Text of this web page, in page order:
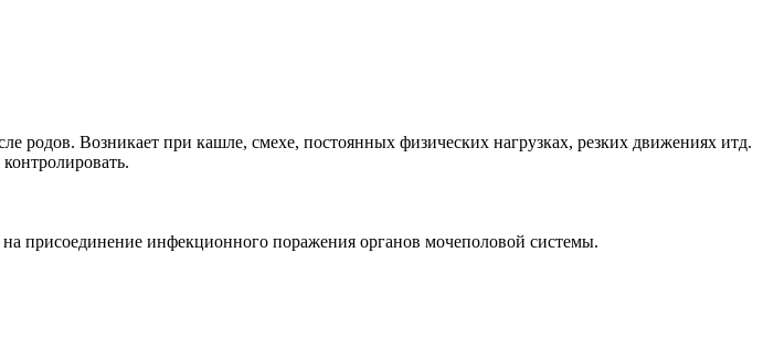
родов. Возникает при кашле, смехе, постоянных физических нагрузках, резких движениях итд.
присоединение инфекционного поражения органов мочеполовой системы.